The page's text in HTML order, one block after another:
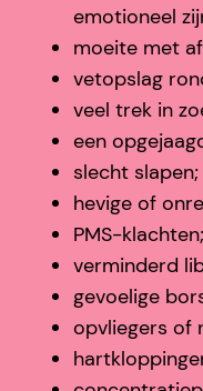
emotioneel
moeite met
vetopslag
veel trek in
een
slecht slapen;
hevige of
PMS-klachten;
verminderd
gevoelige
opvliegers of